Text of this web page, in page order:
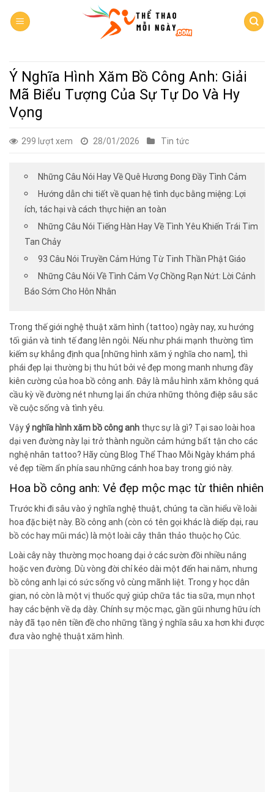
Ý Nghĩa Hình Xăm Bồ Công Anh: Giải
Mã Biểu Tượng Của Sự Tự Do Và Hy
Vọng
299 lượt xem 28/01/2026 Tin tức
Những Câu Nói Hay Về Quê Hương Đong Đầy Tình Cảm
Hướng dẫn chi tiết về quan hệ tình dục bằng miệng: Lợi
ích, tác hại và cách thực hiện an toàn
Những Câu Nói Tiếng Hàn Hay Về Tình Yêu Khiến Trái Tim
Tan Chảy
93 Câu Nói Truyền Cảm Hứng Từ Tinh Thần Phật Giáo
Những Câu Nói Về Tình Cảm Vợ Chồng Rạn Nứt: Lời Cảnh
Báo Sớm Cho Hôn Nhân
Trong thế giới nghệ thuật xăm hình (tattoo) ngày nay, xu hướng
tối giản và tinh tế đang lên ngôi. Nếu như phái mạnh thường tìm
kiếm sự khẳng định qua [những hình xăm ý nghĩa cho nam], thì
phái đẹp lại thường bị thu hút bởi vẻ đẹp mong manh nhưng đầy
kiên cường của hoa bồ công anh. Đây là mẫu hình xăm không quá
cầu kỳ về đường nét nhưng lại ẩn chứa những thông điệp sâu sắc
về cuộc sống và tình yêu.
Vậyý nghĩa hình xăm bồ công anh thực sự là gì? Tại sao loài hoa
dại ven đường này lại trở thành nguồn cảm hứng bất tận cho các
nghệ nhân tattoo? Hãy cùng Blog Thể Thao Mỗi Ngày khám phá
vẻ đẹp tiềm ẩn phía sau những cánh hoa bay trong gió này.
Hoa bồ công anh: Vẻ đẹp mộc mạc từ thiên nhiên
Trước khi đi sâu vào ý nghĩa nghệ thuật, chúng ta cần hiểu về loài
hoa đặc biệt này. Bồ công anh (còn có tên gọi khác là diếp dại, rau
bồ cóc hay mũi mác) là một loài cây thân thảo thuộc họ Cúc.
Loài cây này thường mọc hoang dại ở các sườn đồi nhiều nắng
hoặc ven đường. Dù vòng đời chỉ kéo dài một đến hai năm, nhưng
bồ công anh lại có sức sống vô cùng mãnh liệt. Trong y học dân
gian, nó còn là một vị thuốc quý giúp chữa tắc tia sữa, mụn nhọt
hay các bệnh về dạ dày. Chính sự mộc mạc, gần gũi nhưng hữu ích
này đã tạo nên tiền đề cho những tầng ý nghĩa sâu xa hơn khi được
đưa vào nghệ thuật xăm hình.